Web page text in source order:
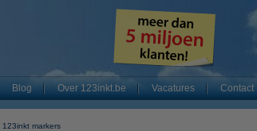
Blog Over 123inkt.be Vacatures Contact
123inkt markers